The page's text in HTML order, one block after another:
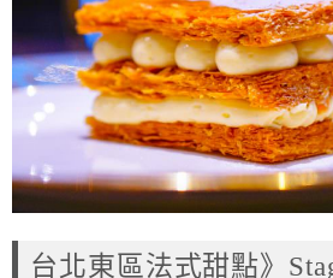
台北東區法式甜點》